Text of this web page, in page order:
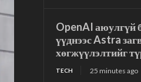
OpenAI аюулгүй
үүднээс Astra
хөгжүүлэлтийг
TECH 25 minutes ago